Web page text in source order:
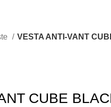
VESTA ANTI-VANT
CUBE